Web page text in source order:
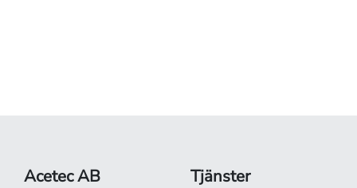
Acetec AB Tjänster